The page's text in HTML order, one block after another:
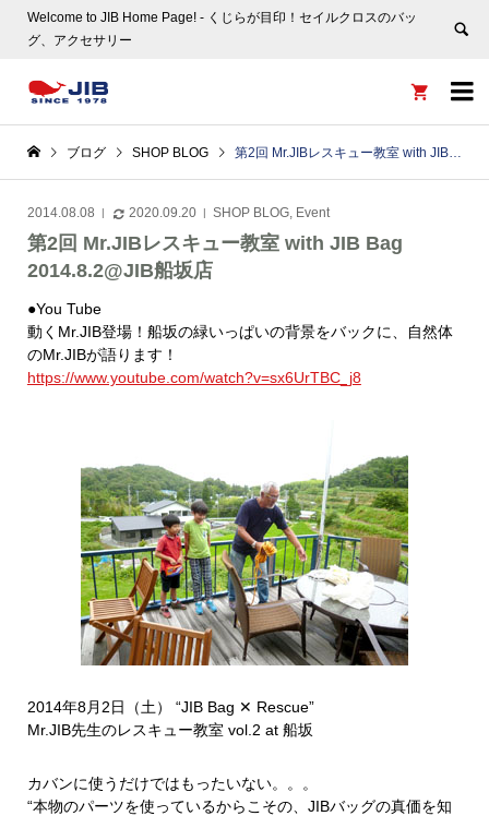
Welcome to JIB Home Page! ‐ くじらが目印！セイルクロスのバッ
グ、アクセサリー


ブログ SHOP BLOG 第2回 Mr.JIBレスキュー教室 with JIB Bag 2014.8.2@JIB船坂店
2014.08.08 2020.09.20 SHOP BLOG, Event
第2回 Mr.JIBレスキュー教室 with JIB Bag
2014.8.2@JIB船坂店
●You Tube
動くMr.JIB登場！船坂の緑いっぱいの背景をバックに、自然体
のMr.JIBが語ります！
https://www.youtube.com/watch?v=sx6UrTBC_j8
2014年8月2日（土） “JIB Bag ✕ Rescue”
Mr.JIB先生のレスキュー教室 vol.2 at 船坂
カバンに使うだけではもったいない。。。
“本物のパーツを使っているからこその、JIBバッグの真価を知